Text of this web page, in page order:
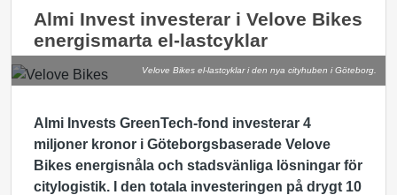
Almi Invest investerar i Velove Bikes
energismarta el-lastcyklar
Velove Bikes el-lastcyklar i den nya cityhuben i Göteborg.
Almi Invests GreenTech-fond investerar 4
miljoner kronor i Göteborgsbaserade Velove
Bikes energisnåla och stadsvänliga lösningar för
citylogistik. I den totala investeringen på drygt 10